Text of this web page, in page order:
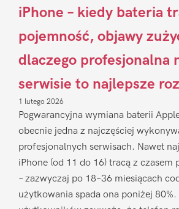
iPhone – kiedy bateria
pojemność, objawy
dlaczego profesjonalna
serwisie to najlepsze
1 lutego 2026
Pogwarancyjna wymiana baterii
obecnie jedna z najczęściej
profesjonalnych serwisach. Nawet
iPhone (od 11 do 16) tracą z czasem
– zazwyczaj po 18–36 miesiącach
użytkowania spada ona poniżej